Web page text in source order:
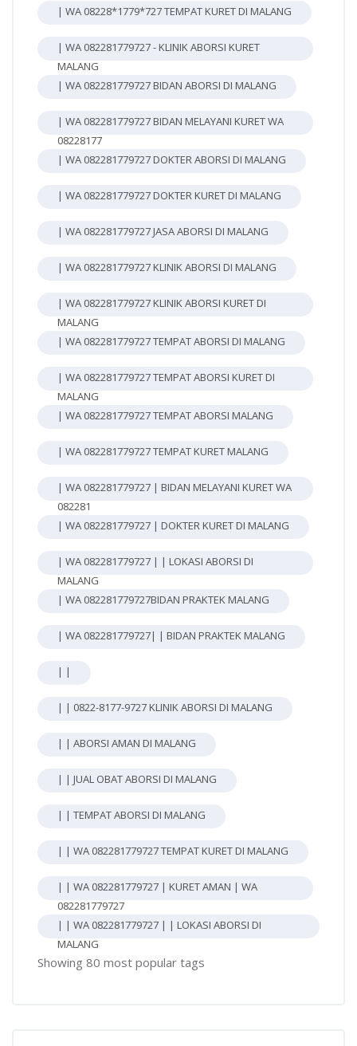
| WA 08228*1779*727 TEMPAT KURET DI MALANG
| WA 082281779727 - KLINIK ABORSI KURET
MALANG
| WA 082281779727 BIDAN ABORSI DI MALANG
| WA 082281779727 BIDAN MELAYANI KURET WA
08228177
| WA 082281779727 DOKTER ABORSI DI MALANG
| WA 082281779727 DOKTER KURET DI MALANG
| WA 082281779727 JASA ABORSI DI MALANG
| WA 082281779727 KLINIK ABORSI DI MALANG
| WA 082281779727 KLINIK ABORSI KURET DI
MALANG
| WA 082281779727 TEMPAT ABORSI DI MALANG
| WA 082281779727 TEMPAT ABORSI KURET DI
MALANG
| WA 082281779727 TEMPAT ABORSI MALANG
| WA 082281779727 TEMPAT KURET MALANG
| WA 082281779727 | BIDAN MELAYANI KURET WA
082281
| WA 082281779727 | DOKTER KURET DI MALANG
| WA 082281779727 | | LOKASI ABORSI DI
MALANG
| WA 082281779727BIDAN PRAKTEK MALANG
| WA 082281779727| | BIDAN PRAKTEK MALANG
| |
| | 0822-8177-9727 KLINIK ABORSI DI MALANG
| | ABORSI AMAN DI MALANG
| | JUAL OBAT ABORSI DI MALANG
| | TEMPAT ABORSI DI MALANG
| | WA 082281779727 TEMPAT KURET DI MALANG
| | WA 082281779727 | KURET AMAN | WA
082281779727
| | WA 082281779727 | | LOKASI ABORSI DI
MALANG
Showing 80 most popular tags